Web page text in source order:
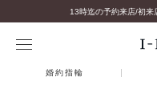
婚約指輪